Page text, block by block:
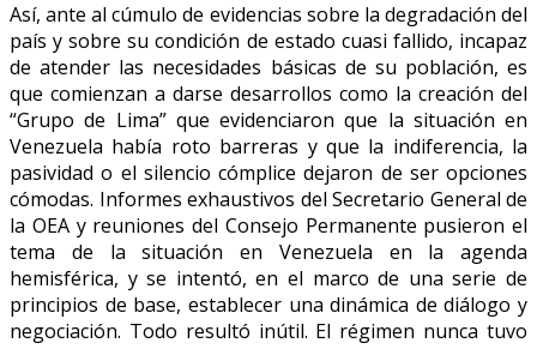
Así, ante al cúmulo de evidencias sobre la degradación del
país y sobre su condición de estado cuasi fallido, incapaz
de atender las necesidades básicas de su población, es
que comienzan a darse desarrollos como la creación del
“Grupo de Lima” que evidenciaron que la situación en
Venezuela había roto barreras y que la indiferencia, la
pasividad o el silencio cómplice dejaron de ser opciones
cómodas. Informes exhaustivos del Secretario General de
la OEA y reuniones del Consejo Permanente pusieron el
tema de la situación en Venezuela en la agenda
hemisférica, y se intentó, en el marco de una serie de
principios de base, establecer una dinámica de diálogo y
negociación. Todo resultó inútil. El régimen nunca tuvo